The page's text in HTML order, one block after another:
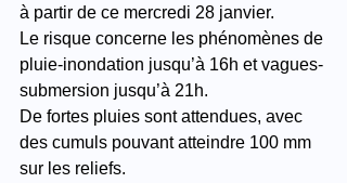
à partir de ce mercredi 28 janvier.
Le risque concerne les phénomènes de
pluie-inondation jusqu’à 16h et vagues-
submersion jusqu’à 21h.
De fortes pluies sont attendues, avec
des cumuls pouvant atteindre 100 mm
sur les reliefs.